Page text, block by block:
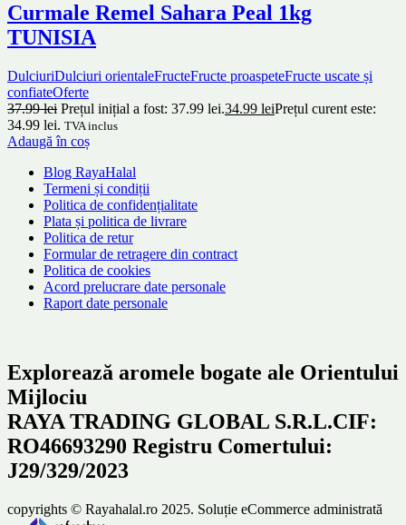
Curmale Remel Sahara Peal 1kg
TUNISIA
DulciuriDulciuri orientaleFructeFructe proaspeteFructe uscate și
confiateOferte
37.99lei Prețul inițial a fost: 37.99 lei.34.99 leiPrețul curent este:
34.99 lei. TVA inclus
Adaugă în coș
Blog RayaHalal
Termeni și condiții
Politica de confidențialitate
Plata și politica de livrare
Politica de retur
Formular de retragere din contract
Politica de cookies
Acord prelucrare date personale
Raport date personale
Explorează aromele bogate ale Orientului
Mijlociu
RAYA TRADING GLOBAL S.R.L.CIF:
RO46693290 Registru Comertului:
J29/329/2023
copyrights © Rayahalal.ro 2025. Soluție eCommerce administrată